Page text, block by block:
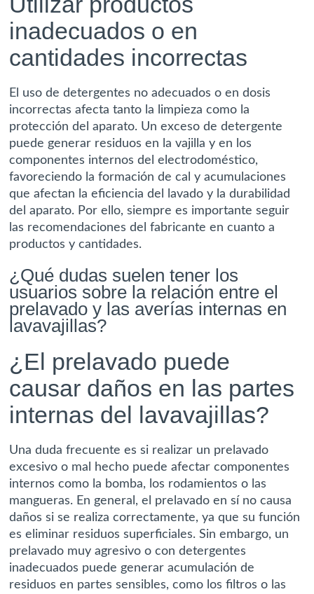
inadecuados o en
cantidades incorrectas
El uso de detergentes no adecuados o en dosis
incorrectas afecta tanto la limpieza como la
protección del aparato. Un exceso de detergente
puede generar residuos en la vajilla y en los
componentes internos del electrodoméstico,
favoreciendo la formación de cal y acumulaciones
que afectan la eficiencia del lavado y la durabilidad
del aparato. Por ello, siempre es importante seguir
las recomendaciones del fabricante en cuanto a
productos y cantidades.
¿Qué dudas suelen tener los
usuarios sobre la relación entre el
prelavado y las averías internas en
lavavajillas?
¿El prelavado puede
causar daños en las partes
internas del lavavajillas?
Una duda frecuente es si realizar un prelavado
excesivo o mal hecho puede afectar componentes
internos como la bomba, los rodamientos o las
mangueras. En general, el prelavado en sí no causa
daños si se realiza correctamente, ya que su función
es eliminar residuos superficiales. Sin embargo, un
prelavado muy agresivo o con detergentes
inadecuados puede generar acumulación de
residuos en partes sensibles, como los filtros o las